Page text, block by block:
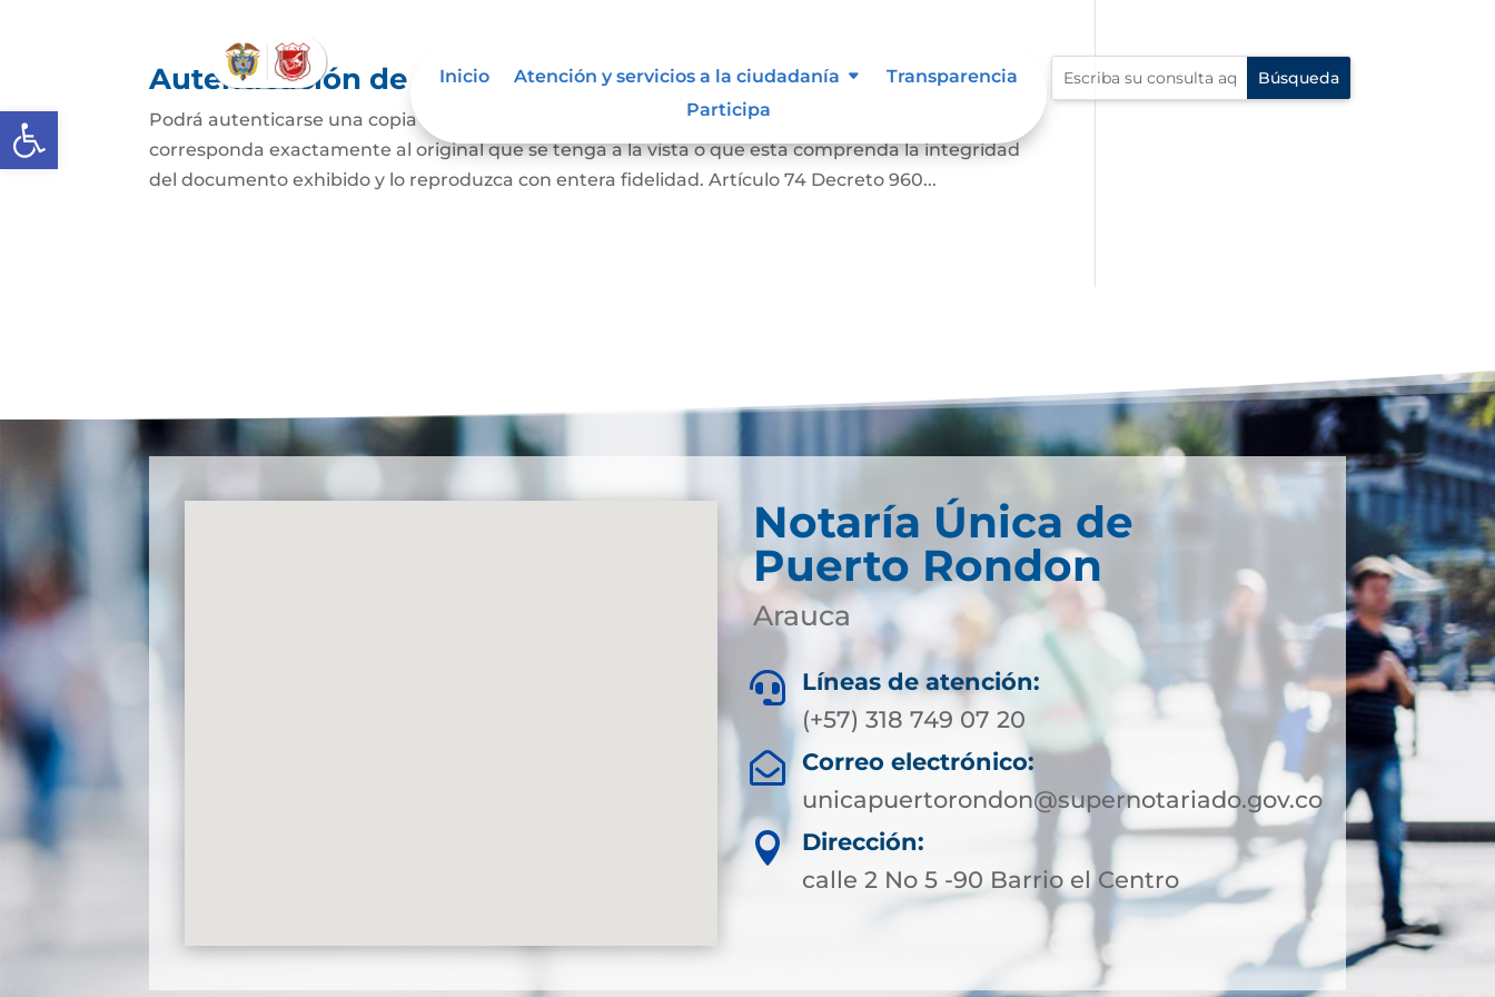
Abrir barra de herramientas
Inicio Atención y servicios a la ciudadanía
Transparencia
Participa
Autenticación de Copias
Podrá autenticarse una copia mecánica o una literal de un documento, siempre que aquella
corresponda exactamente al original que se tenga a la vista o que esta comprenda la integridad
del documento exhibido y lo reproduzca con entera fidelidad. Artículo 74 Decreto 960...
Notaría Única de
Puerto Rondon
Arauca

Líneas de atención:
(+57) 318 749 07 20

Correo electrónico:
unicapuertorondon@supernotariado.gov.co

Dirección:
calle 2 No 5 -90 Barrio el Centro